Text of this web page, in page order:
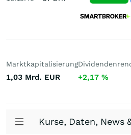
Marktkapitalisierung
1,03 Mrd. EUR +2,17 %
Kurse, Daten, News